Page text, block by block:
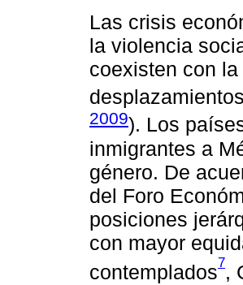
Las crisis
la violencia
coexisten con
2009). Los
inmigrantes a
género. De
del Foro
posiciones
con mayor
contemplados7,